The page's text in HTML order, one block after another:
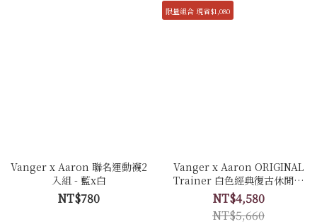
Vanger x Aaron 聯名運動襪2
入組 - 藍x白
NT$780
限量組合 現省$1,080
Vanger x Aaron ORIGINAL
Trainer 白色經典復古休閒鞋
聯名限量套組 - Ca006卵石白
(牛皮拼接反毛皮)
NT$4,580
NT$5,660